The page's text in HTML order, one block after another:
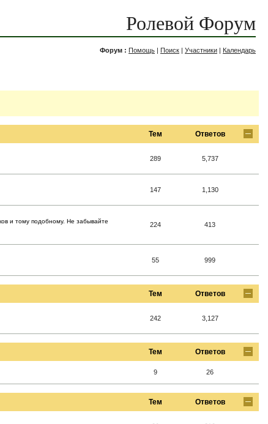
Ролевой Форум
Форум : Помощь | Поиск | Участники | Календарь
Тем Ответов
289 5,737
147 1,130
и тому подобному. Не забывайте
224 413
55 999
Тем Ответов
242 3,127
Тем Ответов
9 26
Тем Ответов